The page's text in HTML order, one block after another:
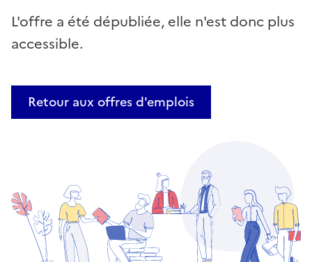
L'offre a été dépubliée, elle n'est donc plus
accessible.
Retour aux offres d'emplois